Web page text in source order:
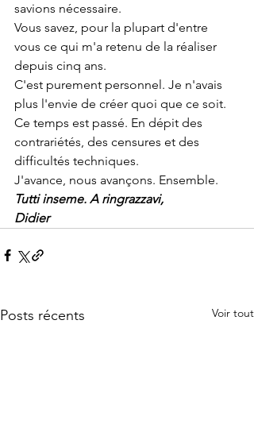
savions nécessaire.
Vous savez, pour la plupart d'entre
vous ce qui m'a retenu de la réaliser
depuis cinq ans.
C'est purement personnel. Je n'avais
plus l'envie de créer quoi que ce soit.
Ce temps est passé. En dépit des
contrariétés, des censures et des
difficultés techniques.
J'avance, nous avançons. Ensemble.
Tutti inseme. A ringrazzavi,
Didier
Posts récents Voir tout